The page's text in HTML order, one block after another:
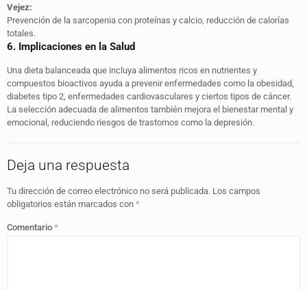
Vejez:
Prevención de la sarcopenia con proteínas y calcio, reducción de calorías
totales.
6. Implicaciones en la Salud
Una dieta balanceada que incluya alimentos ricos en nutrientes y
compuestos bioactivos ayuda a prevenir enfermedades como la obesidad,
diabetes tipo 2, enfermedades cardiovasculares y ciertos tipos de cáncer.
La selección adecuada de alimentos también mejora el bienestar mental y
emocional, reduciendo riesgos de trastornos como la depresión.
Deja una respuesta
Tu dirección de correo electrónico no será publicada. Los campos
obligatorios están marcados con *
Comentario *